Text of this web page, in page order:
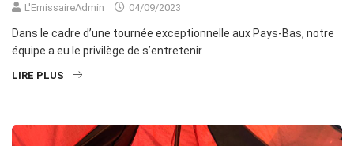
L'EmissaireAdmin 04/09/2023
Dans le cadre d’une tournée exceptionnelle aux Pays-Bas, notre
équipe a eu le privilège de s’entretenir
LIRE PLUS